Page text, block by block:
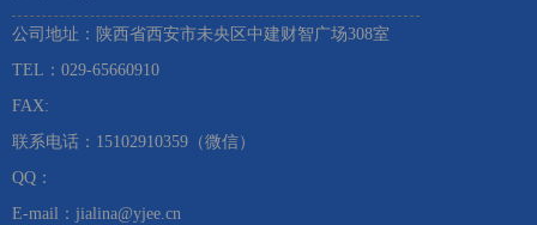
公司地址：陕西省西安市未央区中建财智广场308室
TEL：029-65660910 ​
FAX:
联系电话：15102910359（微信）
QQ：
E-mail：jialina@yjee.cn